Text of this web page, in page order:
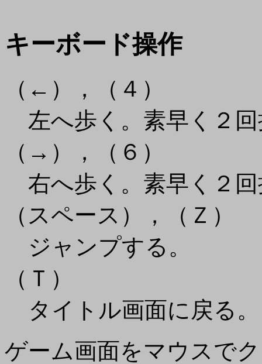
キーボード操作
（←），（４）
左へ歩く。素早く２
（→），（６）
右へ歩く。素早く２
（スペース），（Ｚ）
ジャンプする。
（Ｔ）
タイトル画面に戻る。
ゲーム画面をマウスで